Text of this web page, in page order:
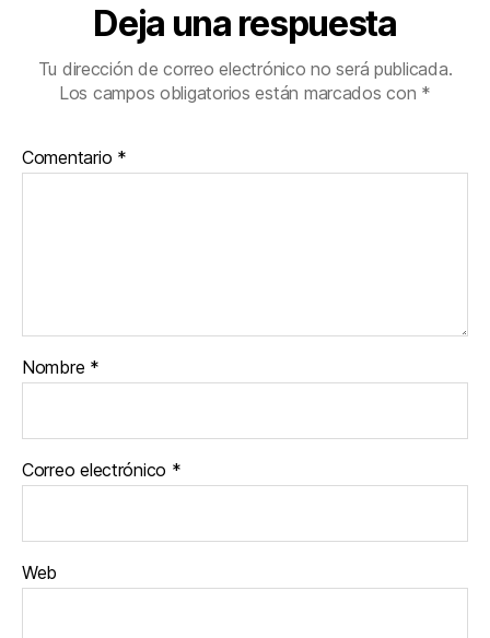
Deja una respuesta
Tu dirección de correo electrónico no será publicada.
Los campos obligatorios están marcados con *
Comentario *
Nombre *
Correo electrónico *
Web